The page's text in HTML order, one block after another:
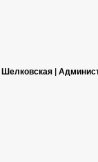
Шелковская |